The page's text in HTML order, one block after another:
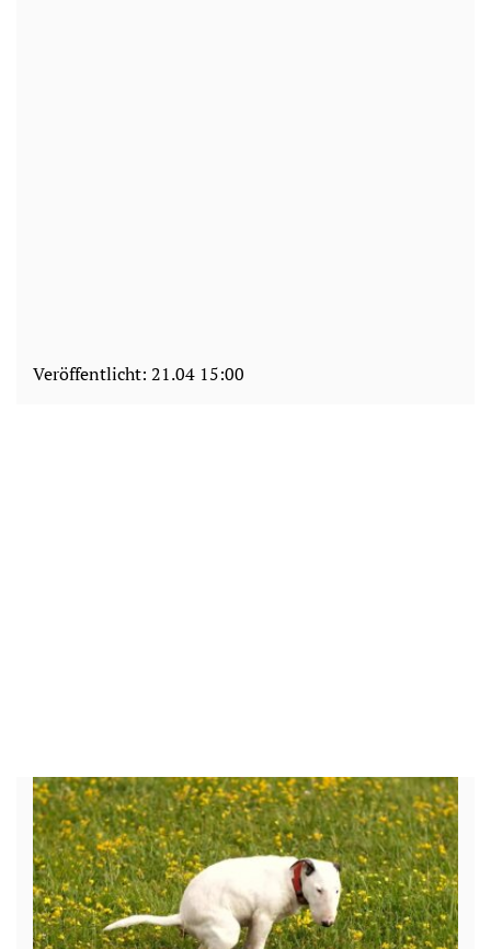
Veröffentlicht: 21.04 15:00